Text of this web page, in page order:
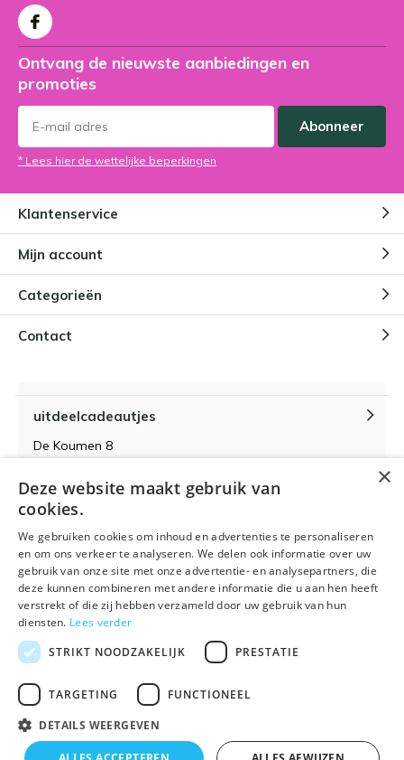
Ontvang de nieuwste aanbiedingen en
promoties
Abonneer
* Lees hier de wettelijke beperkingen
Klantenservice
Mijn account
Categorieën
Contact
uitdeelcadeautjes
De Koumen 8
KvK-nummer 14087571
BTW-nummer NL 815399145 B01
© 2026 - Powered by
Algemene voorwaarden RSS-feed
×
Deze website maakt gebruik van
cookies.
We gebruiken cookies om inhoud en advertenties te personaliseren
en om ons verkeer te analyseren. We delen ook informatie over uw
gebruik van onze site met onze advertentie- en analysepartners, die
deze kunnen combineren met andere informatie die u aan hen heeft
verstrekt of die zij hebben verzameld door uw gebruik van hun
diensten. Lees verder
STRIKT NOODZAKELIJK
PRESTATIE
TARGETING FUNCTIONEEL
DETAILS WEERGEVEN